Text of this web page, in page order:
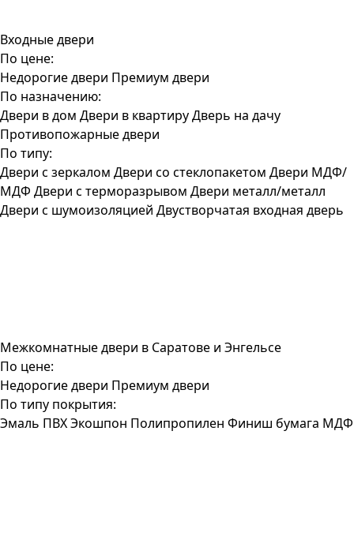
Входные двери
По цене:
Недорогие двери Премиум двери
По назначению:
Двери в дом Двери в квартируДверь на дачу
Противопожарные двери
По типу:
Двери с зеркалом Двери со стеклопакетом Двери МДФ/
МДФ Двери с терморазрывом Двери металл/металл
Двери с шумоизоляцией Двустворчатая входная дверь
Межкомнатные двери в Саратове и Энгельсе
По цене:
Недорогие двери Премиум двери
По типу покрытия:
Эмаль ПВХЭкошпон Полипропилен Финиш бумага МДФ